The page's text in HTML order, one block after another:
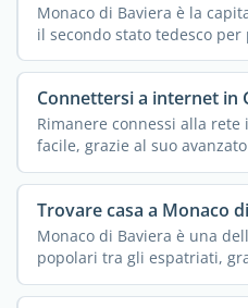
Monaco di Baviera è la
il secondo stato tedesco per
Connettersi a internet in
Rimanere connessi alla
facile, grazie al suo
Trovare casa a Monaco
Monaco di Baviera è una
popolari tra gli espatriati,